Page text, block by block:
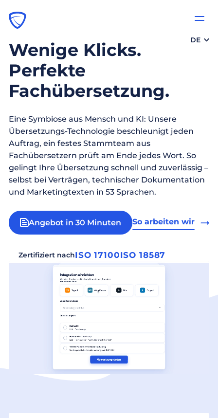
DE
Wenige Klicks.
Perfekte
Fachübersetzung.
Eine Symbiose aus Mensch und KI: Unsere
Übersetzungs-Technologie beschleunigt jeden
Auftrag, ein festes Stammteam aus
Fachübersetzern prüft am Ende jedes Wort. So
gelingt Ihre Übersetzung schnell und zuverlässig –
selbst bei Verträgen, technischer Dokumentation
und Marketingtexten in 53 Sprachen.
Angebot in 30 Minuten So arbeiten wir
Zertifiziert nachISO 17100ISO 18587